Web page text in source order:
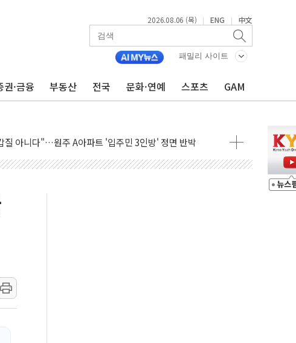
2026.08.06 (목) | ENG | 中文
패밀리 사이트
권·금융 부동산 전국 문화·연예 스포츠 GAM
테일 박람회서 신규 채널 확보
동해영토수호훈련 비공개 실시
) 지질도' 완성...달 어디에 어떤 광물이 있나 한눈에
력용 커패시터' 사업 확대
기 영업익 849억원…전년 比 22.3%↑
원·영업익 1037억원…상반기 역대 최대
차 공공기관 이전' 대응 '맞손'
상승폭 커졌지만 고가주택 밀집된 강남·서초 둔화
에 초고압변압기 첫 공급...국가 전력망에 첫 입성
가격 대대적 인상 계획...업계 파장 예고